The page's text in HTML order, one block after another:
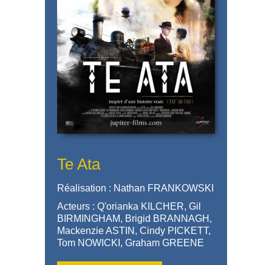
Te Ata
Réalisation : Nathan FRANKOWSKI
Acteurs : Q'orianka KILCHER, Gil
BIRMINGHAM, Brigid BRANNAGH,
Mackenzie ASTIN, Cindy PICKETT,
Tom NOWICKI, Graham GREENE